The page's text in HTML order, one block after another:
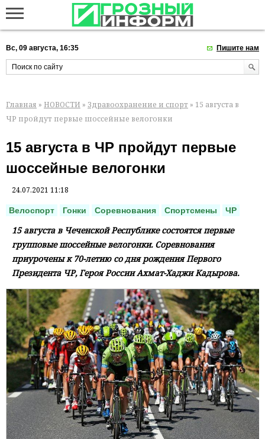
Вс, 09 августа, 16:35 Пишите нам
Главная » НОВОСТИ » Здравоохранение и спорт » 15 августа в
ЧР пройдут первые шоссейные велогонки
15 августа в ЧР пройдут первые
шоссейные велогонки
24.07.2021 11:18
Велоспорт Гонки Соревнования Спортсмены ЧР
15 августа в Чеченской Республике состоятся первые
групповые шоссейные велогонки. Соревнования
приурочены к 70-летию со дня рождения Первого
Президента ЧР, Героя России Ахмат-Хаджи Кадырова.